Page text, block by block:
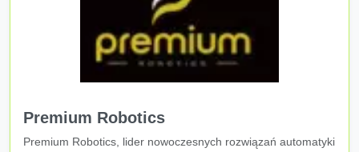
Premium Robotics
Premium Robotics, lider nowoczesnych rozwiązań automatyki